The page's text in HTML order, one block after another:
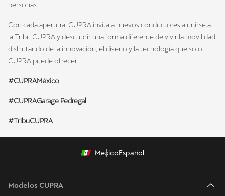
personas.
Con cada apertura, CUPRA invita a nuevos conductores a unirse a
la Tribu CUPRA y descubrir una forma diferente de vivir la movilidad,
disfrutando de la innovación, el diseño y la tecnología que solo
CUPRA puede ofrecer.
#CUPRAMéxico
#CUPRAGarage Pedregal
#TribuCUPRA
MexicoEspañol
Modelos CUPRA